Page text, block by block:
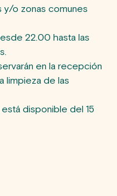
y/o zonas comunes
limpieza de las